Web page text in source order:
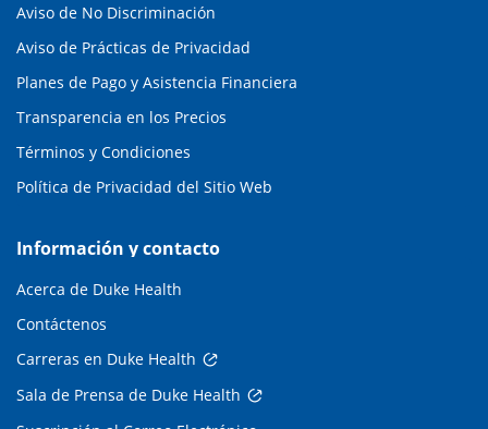
Aviso de No Discriminación
Aviso de Prácticas de Privacidad
Planes de Pago y Asistencia Financiera
Transparencia en los Precios
Términos y Condiciones
Política de Privacidad del Sitio Web
Información y contacto
Acerca de Duke Health
Contáctenos
Carreras en Duke Health
Sala de Prensa de Duke Health